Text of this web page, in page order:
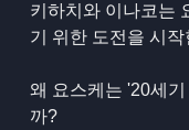
키하치와 이나코는
기 위한 도전을 시작
왜 요스케는 '20세
까?